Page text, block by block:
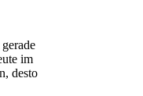
im
desto